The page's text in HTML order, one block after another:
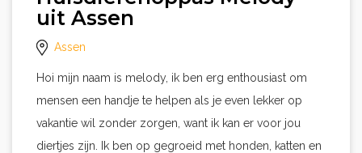
uit Assen
Assen
Hoi mijn naam is melody, ik ben erg enthousiast om
mensen een handje te helpen als je even lekker op
vakantie wil zonder zorgen, want ik kan er voor jou
diertjes zijn. Ik ben op gegroeid met honden, katten en